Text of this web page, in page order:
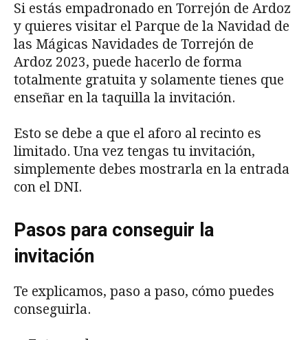
Si estás empadronado en Torrejón de Ardoz
y quieres visitar el Parque de la Navidad de
las Mágicas Navidades de Torrejón de
Ardoz 2023, puede hacerlo de forma
totalmente gratuita y solamente tienes que
enseñar en la taquilla la invitación.
Esto se debe a que el aforo al recinto es
limitado. Una vez tengas tu invitación,
simplemente debes mostrarla en la entrada
con el DNI.
Pasos para conseguir la
invitación
Te explicamos, paso a paso, cómo puedes
conseguirla.